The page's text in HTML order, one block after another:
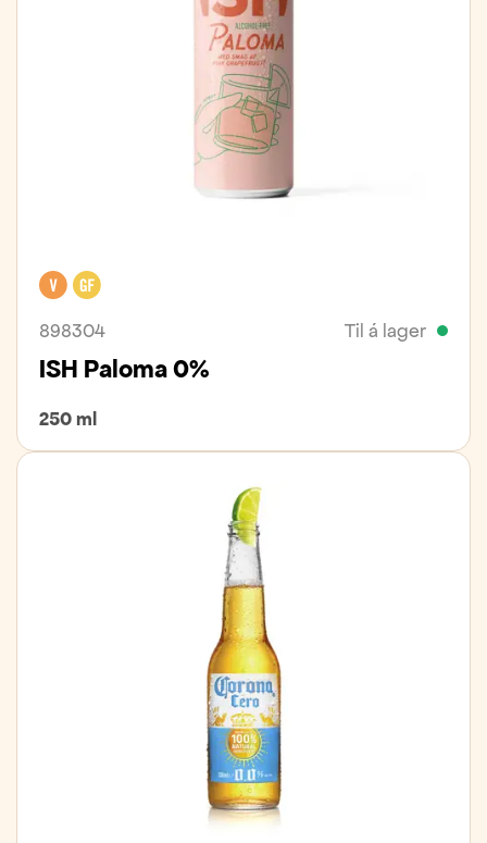
Vegan
898304 Til á lager
ISH Paloma 0%
250 ml